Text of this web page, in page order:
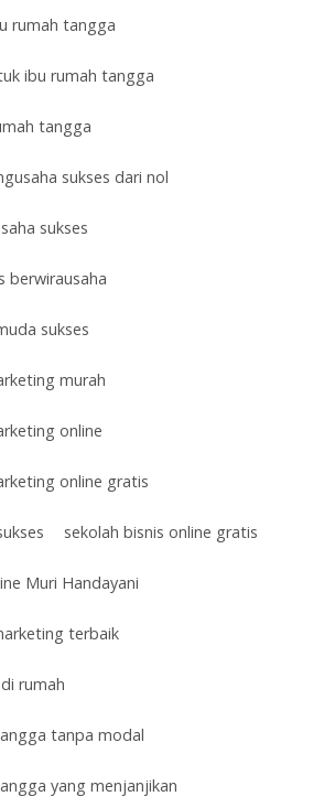
rumah tangga
ibu rumah tangga
tangga
sukses dari nol
sukses
berwirausaha
sukses
murah
online
online gratis
sekolah bisnis online gratis
Muri Handayani
terbaik
rumah
tanpa modal
yang menjanjikan